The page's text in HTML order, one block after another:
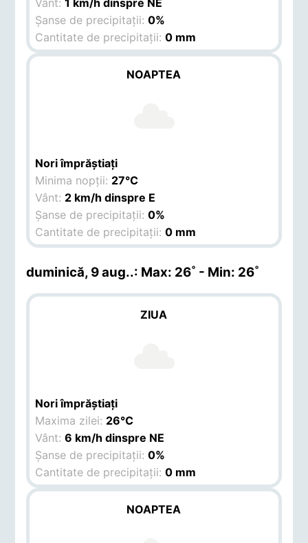
Șanse de precipitații:0%
Cantitate de precipitații:0 mm
NOAPTEA
Nori împrăștiați
Minima nopții: 27°C
Vânt: 2 km/h dinspre E
Șanse de precipitații:0%
Cantitate de precipitații:0 mm
duminică, 9 aug..: Max: 26˚ - Min: 26˚
ZIUA
Nori împrăștiați
Maxima zilei: 26°C
Vânt:6 km/h dinspre NE
Șanse de precipitații:0%
Cantitate de precipitații:0 mm
NOAPTEA